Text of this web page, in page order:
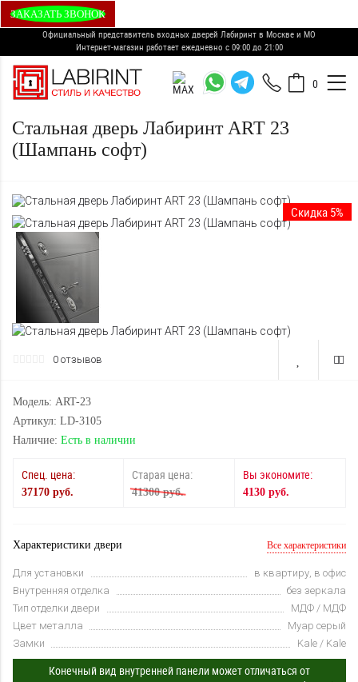
ЗАКАЗАТЬ ЗВОНОК
Официальный представитель входных дверей Лабиринт в Москве и МО
Интернет-магазин работает ежедневно с 09:00 до 21:00
0
Стальная дверь Лабиринт ART 23
(Шампань софт)
Скидка 5%
0 отзывов
Модель: ART-23
Артикул: LD-3105
Наличие: Есть в наличии
Спец. цена:
37170 руб.
Старая цена:
41300 руб.
Вы экономите:
4130 руб.
Характеристики двери Все характеристики
Для установки
в квартиру, в офис
Внутренняя отделка
без зеркала
Тип отделки двери
МДФ / МДФ
Цвет металла
Муар серый
Замки
Kale / Kale
Конечный вид внутренней панели может отличаться от